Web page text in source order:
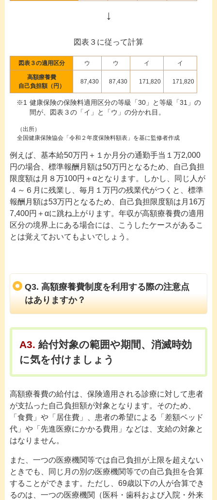
↓
図表３に従って計算
図表３の適用区分 ウ ウ イ イ
高額療養費
自己負担額（円）
87,430 87,430 171,820 171,820
健康保険の保険料適用区分の等級「30」と等級「31」の
間が、図表３の「イ」と「ウ」の分かれ目。
（出所）
全国健康保険協会「令和２年度保険料額表」を基に監修者作成
例えば、基本給50万円＋１か月分の通勤手当１万2,000
円の場合、標準報酬月額は50万円となるため、自己負担
限度額は月８万100円＋αとなります。しかし、同じ人が
４～６月に残業し、毎月１万円の残業代がつくと、標準
報酬月額は53万円となるため、自己負担限度額は月16万
7,400円＋αに跳ね上がります。年収が高額療養費の適用
区分の境界上にある場合には、こうしたケースがあるこ
とは覚えておいてもよいでしょう。
Q3. 高額療養費制度を利用する際の注意点
はありますか？
A3. 給付対象の範囲や期間、消滅時効
に気を付けましょう
高額療養費の給付は、保険適用される診療に対して患者
が支払った自己負担額が対象となります。そのため、
「食費」や「居住費」、患者の希望による「差額ベッド
代」や「先進医療にかかる費用」などは、支給の対象と
はなりません。
また、一つの医療機関等では自己負担が上限を超えない
ときでも、同じ月の別の医療機関等での自己負担を合算
することができます。ただし、69歳以下の人が合算でき
るのは、一つの医療機関（医科・歯科および入院・外来